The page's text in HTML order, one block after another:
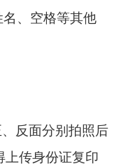
名、空格等其他
反面分别拍照后
上传身份证复印